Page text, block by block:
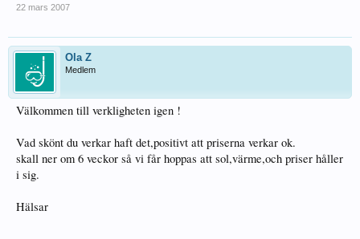
22 mars 2007
Ola Z
Medlem
Välkommen till verkligheten igen !
Vad skönt du verkar haft det,positivt att priserna verkar ok.
skall ner om 6 veckor så vi får hoppas att sol,värme,och priser håller
i sig.
Hälsar